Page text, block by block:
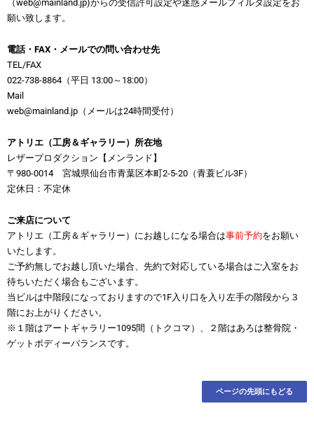
（web@mainland.jp)からの受信許可設定や迷惑メールフィルタ設定をお
願い致します。
電話・FAX・メールでの問い合わせ先
TEL/FAX
022-738-8864（平日 13:00～18:00）
Mail
web@mainland.jp（メールは24時間受付）
アトリエ（工房＆ギャラリー）所在地
レザープロダクション【メンランド】
〒980-0014 宮城県仙台市青葉区本町2-5-20（青蓑ビル3F）
定休日：不定休
ご来店について
アトリエ（工房＆ギャラリー）にお越しになる場合は事前予約をお願い
いたします。
ご予約無しでお越し頂いた場合、先約で対応している場合はご入室をお
待ちいただく場合もございます。
当ビルは中階段になっておりますので1F入り口を入り左手の階段から３
階にお上がりください。
※１階はアートギャラリー1095間（トクコマ）、２階はあろは整骨院・
ゲットボディーバランスです。
ページの先頭にもどる